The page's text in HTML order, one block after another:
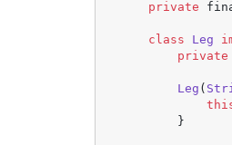
private
class Leg
private
Leg (
        }